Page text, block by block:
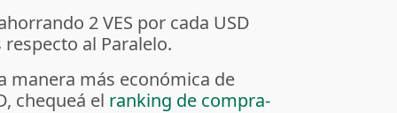
2 VES por cada USD
al Paralelo.
manera más económica de
chequeá el ranking de compra-